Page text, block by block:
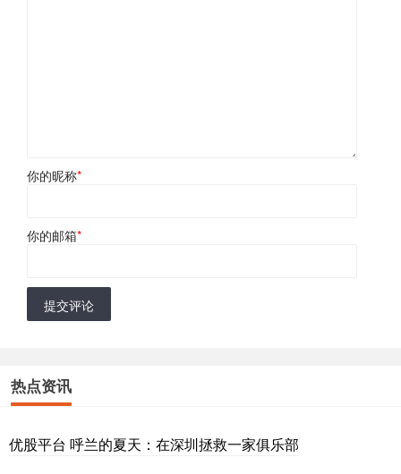
你的昵称*
你的邮箱*
提交评论
热点资讯
优股平台 呼兰的夏天：在深圳拯救一家俱乐部